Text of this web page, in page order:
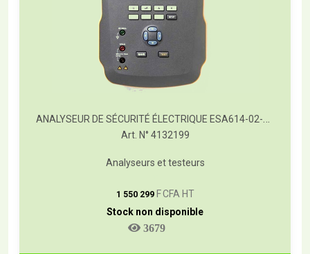
ANALYSEUR DE SÉCURITÉ ÉLECTRIQUE ESA614-02-EUR
Art. N° 4132199
Analyseurs et testeurs
1 550 299 F CFA HT
Stock non disponible
3679